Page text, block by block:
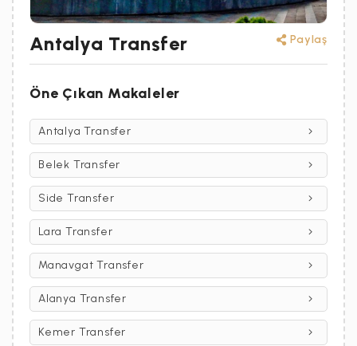
Antalya Transfer Paylaş
Öne Çıkan Makaleler
Antalya Transfer
Belek Transfer
Side Transfer
Lara Transfer
Manavgat Transfer
Alanya Transfer
Kemer Transfer